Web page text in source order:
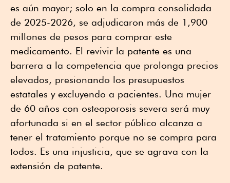
es aún mayor; solo en la compra consolidada
de 2025-2026, se adjudicaron más de 1,900
millones de pesos para comprar este
medicamento. El revivir la patente es una
barrera a la competencia que prolonga precios
elevados, presionando los presupuestos
estatales y excluyendo a pacientes. Una mujer
de 60 años con osteoporosis severa será muy
afortunada si en el sector público alcanza a
tener el tratamiento porque no se compra para
todos. Es una injusticia, que se agrava con la
extensión de patente.